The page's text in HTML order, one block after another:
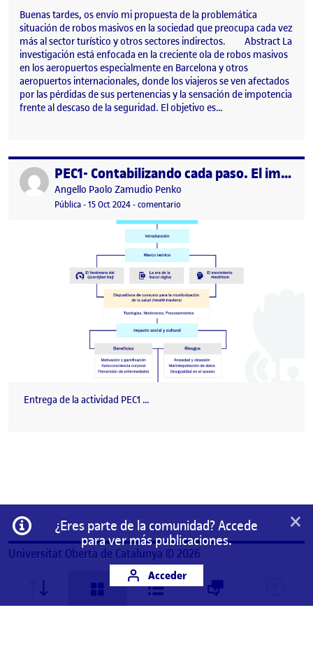
Buenas tardes, os envío mi propuesta de la problemática
situación de robos masivos en la sociedad que preocupa cada vez
más al sector turístico y otros sectores indirectos. Abstract La
investigación está enfocada en la creciente ola de robos masivos
en los aeropuertos especialmente en Barcelona y otros
aeropuertos internacionales, donde los viajeros se ven afectados
por las pérdidas de sus pertenencias y la sensación de impotencia
frente al descaso de la seguridad. El objetivo es…
Publicado por PEC1- Contabilizando cada paso. El impacto de los wearables biométricos.
Publicado por
Angello Paolo Zamudio Penko
Visibilidad:
Pública-Fecha de publicación
15 Oct 202425 octubre, 2024 3:29 pm
-comentario
Entrega de la actividad PEC1 …
Información
¿Eres parte de la comunidad? Accede
para ver más publicaciones.
Acceder
×
Universitat Oberta de Catalunya © 2026